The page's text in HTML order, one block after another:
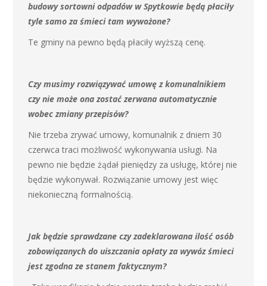
budowy sortowni odpadów w Spytkowie będą płaciły
tyle samo za śmieci tam wywożone?
Te gminy na pewno będą płaciły wyższą cenę.
Czy musimy rozwiązywać umowę z komunalnikiem
czy nie może ona zostać zerwana automatycznie
wobec zmiany przepisów?
Nie trzeba zrywać umowy, komunalnik z dniem 30
czerwca traci możliwość wykonywania usługi. Na
pewno nie będzie żądał pieniędzy za usługę, której nie
będzie wykonywał. Rozwiązanie umowy jest więc
niekonieczną formalnością.
Jak będzie sprawdzane czy zadeklarowana ilość osób
zobowiązanych do uiszczania opłaty za wywóz śmieci
jest zgodna ze stanem faktycznym?